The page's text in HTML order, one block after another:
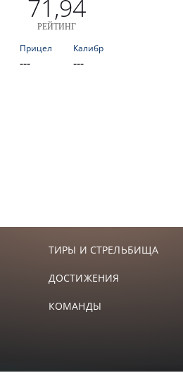
71,94
РЕЙТИНГ
Прицел
---
Калибр
---
ТИРЫ И СТРЕЛЬБИЩА
ДОСТИЖЕНИЯ
КОМАНДЫ